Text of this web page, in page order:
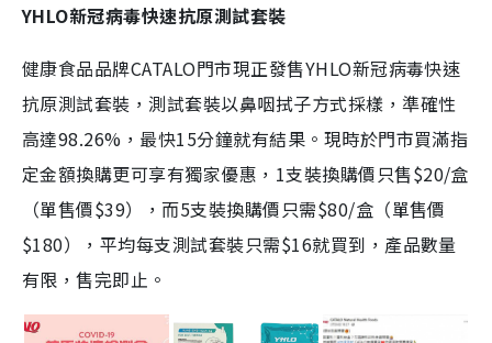
YHLO新冠病毒快速抗原測試套裝
健康食品品牌CATALO門市現正發售YHLO新冠病毒快速
抗原測試套裝，測試套裝以鼻咽拭子方式採樣，準確性
高達98.26%，最快15分鐘就有結果。現時於門市買滿指
定金額換購更可享有獨家優惠，1支裝換購價只售$20/盒
（單售價$39），而5支裝換購價只需$80/盒（單售價
$180），平均每支測試套裝只需$16就買到，產品數量
有限，售完即止。